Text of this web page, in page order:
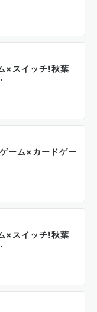
×スイッチ!秋葉
ーム×カードゲー
×スイッチ!秋葉